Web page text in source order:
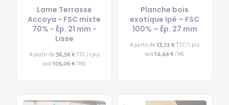
Lame Terrasse
Accoya - FSC mixte
70% - Ép. 21 mm -
Lisse
A partir de 36,56 € TTC / 1 pcs
soit105,06 € / M2
Planche bois
exotique Ipé – FSC
100% – Ép. 27 mm
A partir de13,72 € TTC / 1 pcs
soit14,44 € / ML